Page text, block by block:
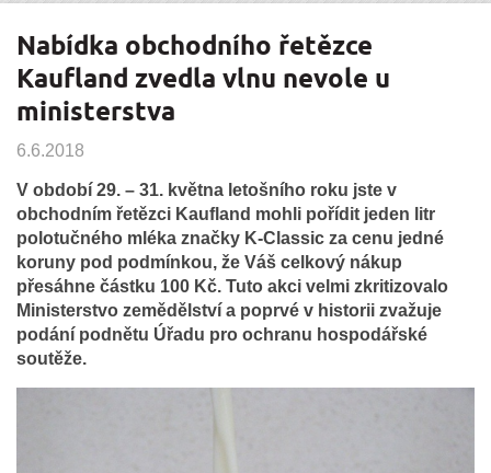
Nabídka obchodního řetězce
Kaufland zvedla vlnu nevole u
ministerstva
6.6.2018
V období 29. – 31. května letošního roku jste v
obchodním řetězci Kaufland mohli pořídit jeden litr
polotučného mléka značky K-Classic za cenu jedné
koruny pod podmínkou, že Váš celkový nákup
přesáhne částku 100 Kč. Tuto akci velmi zkritizovalo
Ministerstvo zemědělství a poprvé v historii zvažuje
podání podnětu Úřadu pro ochranu hospodářské
soutěže.